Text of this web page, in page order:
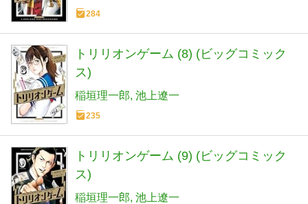
284
トリリオンゲーム (8) (ビッグコミック
ス)
稲垣理一郎 池上遼一
235
トリリオンゲーム (9) (ビッグコミック
ス)
稲垣理一郎 池上遼一